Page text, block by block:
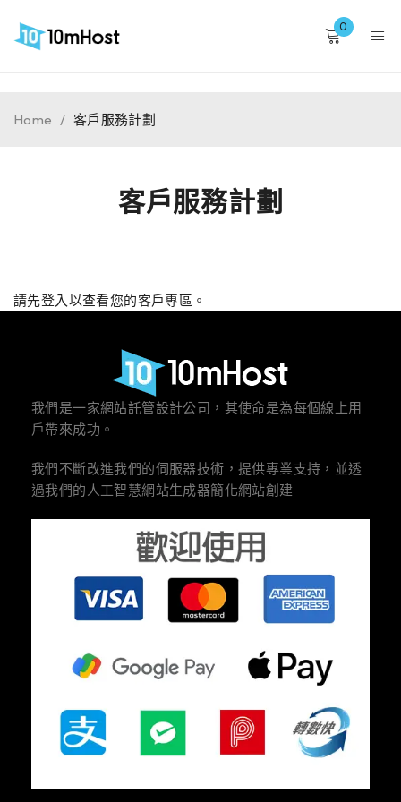
0
客戶服務計劃
Home / 客戶服務計劃
請先登入以查看您的客戶專區。
我們是一家網站託管設計公司，其使命是為每個線上用
戶帶來成功。
我們不斷改進我們的伺服器技術，提供專業支持，並透
過我們的人工智慧網站生成器簡化網站創建